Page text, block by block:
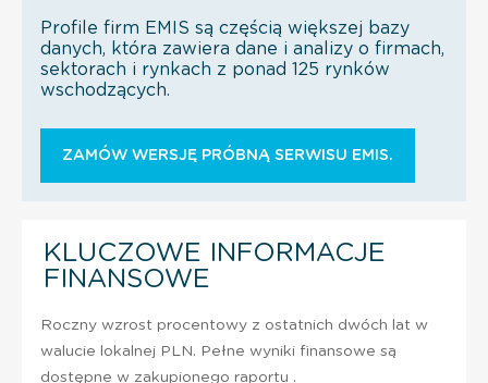
Profile firm EMIS są częścią większej bazy
danych, która zawiera dane i analizy o firmach,
sektorach i rynkach z ponad 125 rynków
wschodzących.
ZAMÓW WERSJĘ PRÓBNĄ SERWISU EMIS.
KLUCZOWE INFORMACJE
FINANSOWE
Roczny wzrost procentowy z ostatnich dwóch lat w
walucie lokalnej PLN. Pełne wyniki finansowe są
dostępne w zakupionego raportu .